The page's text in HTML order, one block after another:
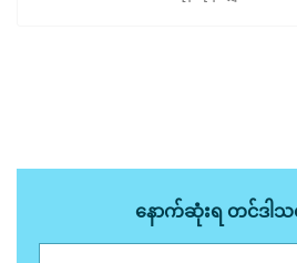
နောက်ဆုံးရ တင်ဒါသတ